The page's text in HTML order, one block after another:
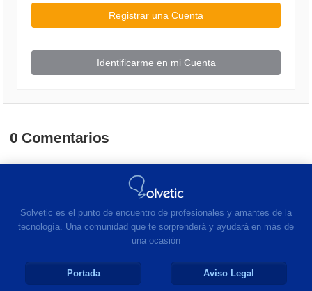
Registrar una Cuenta
Identificarme en mi Cuenta
0 Comentarios
Solvetic es el punto de encuentro de profesionales y amantes de la
tecnología. Una comunidad que te sorprenderá y ayudará en más de
una ocasión
Portada Aviso Legal